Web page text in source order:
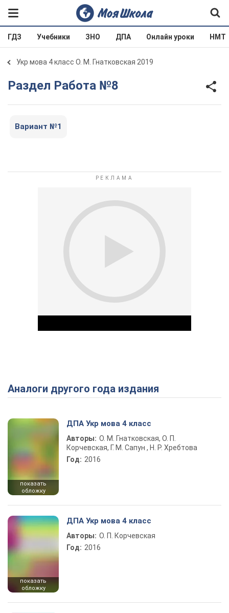
ГДЗ Учебники ЗНО ДПА Онлайн уроки НМТ
Укр мова 4 класс О. М. Гнатковская 2019
Раздел Работа №8
Вариант №1
Play Video
Аналоги другого года издания
показать
обложку
ДПА Укр мова 4 класс
Авторы: О. М. Гнатковская, О. П.
Корчевская, Г. М. Сапун , Н. Р. Хребтова
Год: 2016
показать
обложку
ДПА Укр мова 4 класс
Авторы: О. П. Корчевская
Год: 2016